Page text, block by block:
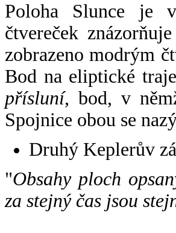
Poloha Slunce je
čtvereček
zobrazeno modrým
Bod na eliptické
přísluní, bod, v
Spojnice obou se
Druhý Keplerův
"Obsahy ploch
za stejný čas jsou